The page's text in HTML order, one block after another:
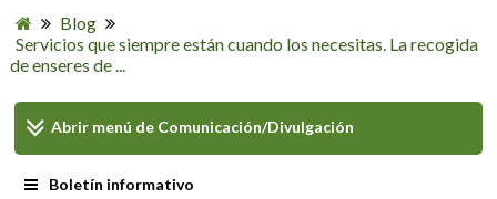
Blog
Servicios que siempre están cuando los necesitas. La recogida
de enseres de ...
Abrir menú de Comunicación/Divulgación
Boletín informativo